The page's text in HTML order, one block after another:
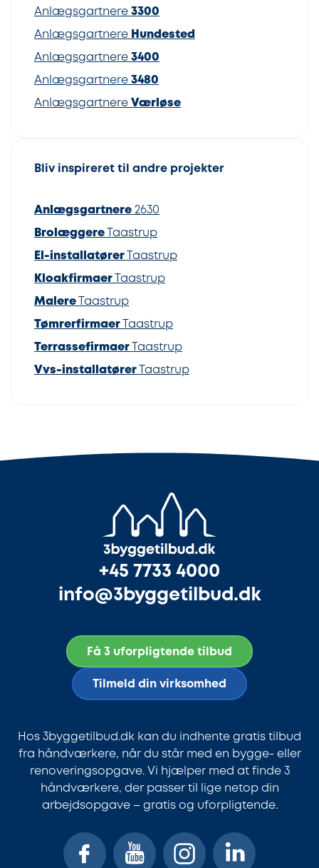
Anlægsgartnere 3300
Anlægsgartnere Hundested
Anlægsgartnere 3400
Anlægsgartnere 3480
Anlægsgartnere Værløse
Bliv inspireret til andre projekter
Anlægsgartnere 2630
Brolæggere Taastrup
El-installatører Taastrup
Kloakfirmaer Taastrup
Malere Taastrup
Tømrerfirmaer Taastrup
Terrassefirmaer Taastrup
Vvs-installatører Taastrup
+45 7733 4000
info@3byggetilbud.dk
Få 3 uforpligtende tilbud
Tilmeld din virksomhed
Hos 3byggetilbud.dk kan du indhente gratis tilbud
fra håndværkere, når du står med en bygge- eller
renoveringsopgave. Vi hjælper med at finde 3
håndværkere, der passer til lige netop din
arbejdsopgave – gratis og uforpligtende.